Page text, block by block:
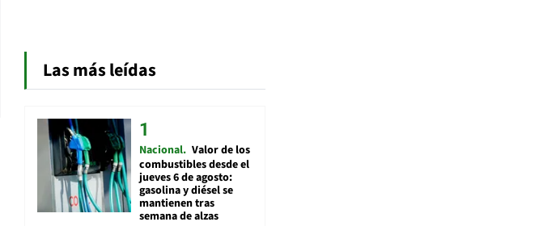
Las más leídas
Nacional Valor de los
combustibles desde el
jueves 6 de agosto:
gasolina y diésel se
mantienen tras
semana de alzas